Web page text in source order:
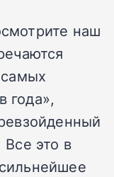
наш
года»,
Все это в